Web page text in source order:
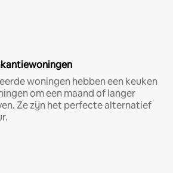
woningen hebben een keuken
om een maand of langer
Ze zijn het perfecte alternatief